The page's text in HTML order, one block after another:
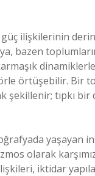
ilişkilerinin
bazen
örtüşebilir. Bir
şekillenir; tıpkı
yaşayan
olarak
iktidar